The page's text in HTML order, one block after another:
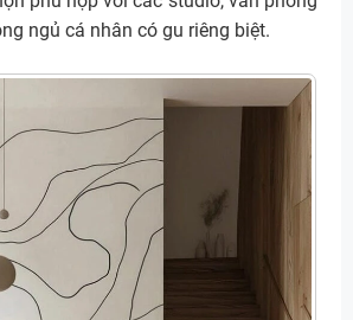
ngủ cá nhân có gu riêng biệt.